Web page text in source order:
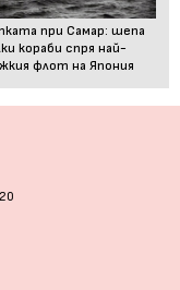
при Самар: шепа
кораби спря най-
флот на Япония